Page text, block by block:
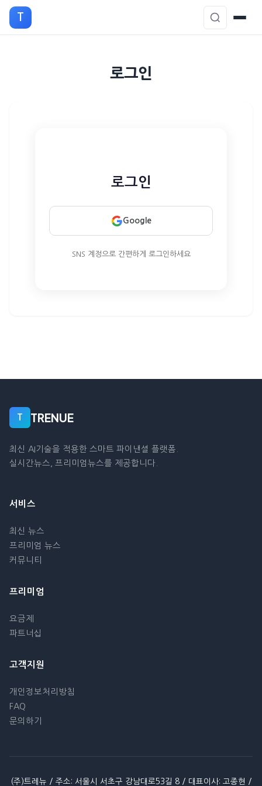
T
로그인
로그인
Google
SNS 계정으로 간편하게 로그인하세요
T TRENUE
최신 AI기술을 적용한 스마트 파이낸셜 플랫폼.
실시간뉴스, 프리미엄뉴스를 제공합니다.
서비스
최신 뉴스
프리미엄 뉴스
커뮤니티
프리미엄
요금제
파트너십
고객지원
개인정보처리방침
FAQ
문의하기
(주)트레뉴 / 주소: 서울시 서초구 강남대로53길 8 / 대표이사: 고종현 /